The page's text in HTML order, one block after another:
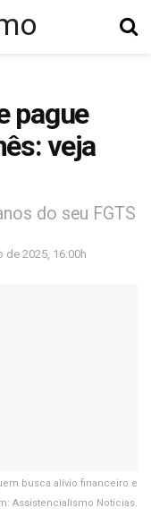
pague
veja
do seu FGTS
de 2025, 16:00h
busca alívio financeiro e
Assistencialismo Notícias.